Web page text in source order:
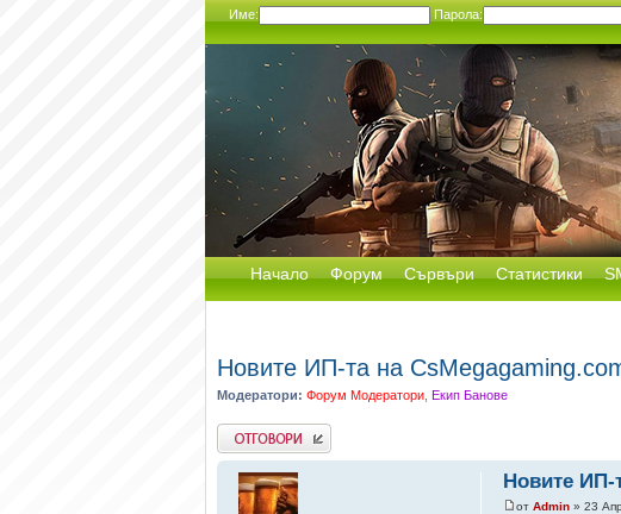
Име: Парола:
Начало Форум Сървъри Статистики
Новите ИП-та на
Модератори: Форум Модератори Екип Банове
Добави отговор
Новите ИП-
отAdmin » 23